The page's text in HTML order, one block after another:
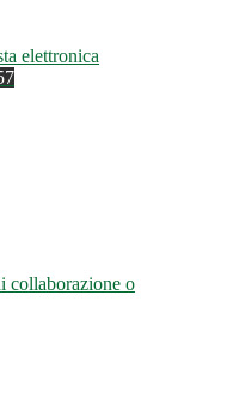
elettronica
collaborazione o